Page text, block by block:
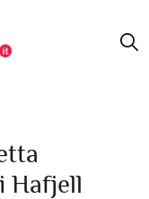
Hafjell